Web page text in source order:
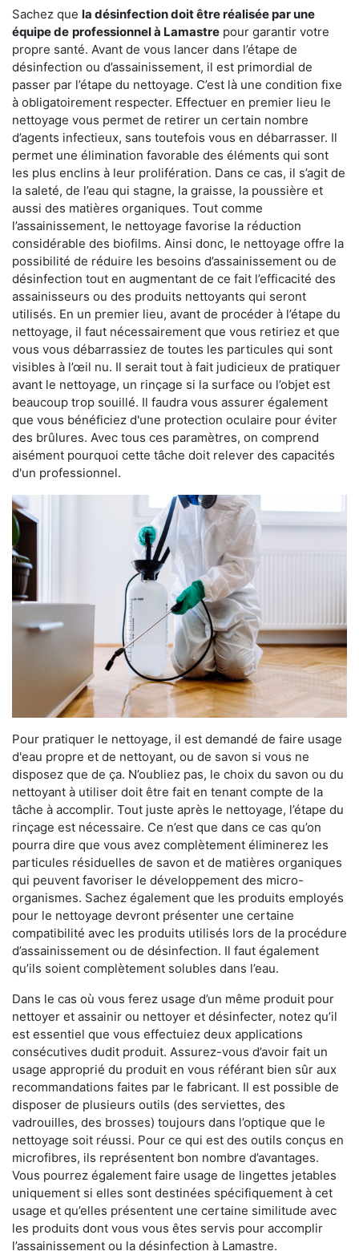
Sachez que la désinfection doit être réalisée par une
équipe de professionnel à Lamastre pour garantir votre
propre santé. Avant de vous lancer dans l’étape de
désinfection ou d’assainissement, il est primordial de
passer par l’étape du nettoyage. C’est là une condition fixe
à obligatoirement respecter. Effectuer en premier lieu le
nettoyage vous permet de retirer un certain nombre
d’agents infectieux, sans toutefois vous en débarrasser. Il
permet une élimination favorable des éléments qui sont
les plus enclins à leur prolifération. Dans ce cas, il s’agit de
la saleté, de l’eau qui stagne, la graisse, la poussière et
aussi des matières organiques. Tout comme
l’assainissement, le nettoyage favorise la réduction
considérable des biofilms. Ainsi donc, le nettoyage offre la
possibilité de réduire les besoins d’assainissement ou de
désinfection tout en augmentant de ce fait l’efficacité des
assainisseurs ou des produits nettoyants qui seront
utilisés. En un premier lieu, avant de procéder à l’étape du
nettoyage, il faut nécessairement que vous retiriez et que
vous vous débarrassiez de toutes les particules qui sont
visibles à l’œil nu. Il serait tout à fait judicieux de pratiquer
avant le nettoyage, un rinçage si la surface ou l’objet est
beaucoup trop souillé. Il faudra vous assurer également
que vous bénéficiez d'une protection oculaire pour éviter
des brûlures. Avec tous ces paramètres, on comprend
aisément pourquoi cette tâche doit relever des capacités
d'un professionnel.
Pour pratiquer le nettoyage, il est demandé de faire usage
d'eau propre et de nettoyant, ou de savon si vous ne
disposez que de ça. N’oubliez pas, le choix du savon ou du
nettoyant à utiliser doit être fait en tenant compte de la
tâche à accomplir. Tout juste après le nettoyage, l’étape du
rinçage est nécessaire. Ce n’est que dans ce cas qu’on
pourra dire que vous avez complètement éliminerez les
particules résiduelles de savon et de matières organiques
qui peuvent favoriser le développement des micro-
organismes. Sachez également que les produits employés
pour le nettoyage devront présenter une certaine
compatibilité avec les produits utilisés lors de la procédure
d’assainissement ou de désinfection. Il faut également
qu’ils soient complètement solubles dans l’eau.
Dans le cas où vous ferez usage d’un même produit pour
nettoyer et assainir ou nettoyer et désinfecter, notez qu’il
est essentiel que vous effectuiez deux applications
consécutives dudit produit. Assurez-vous d’avoir fait un
usage approprié du produit en vous référant bien sûr aux
recommandations faites par le fabricant. Il est possible de
disposer de plusieurs outils (des serviettes, des
vadrouilles, des brosses) toujours dans l’optique que le
nettoyage soit réussi. Pour ce qui est des outils conçus en
microfibres, ils représentent bon nombre d’avantages.
Vous pourrez également faire usage de lingettes jetables
uniquement si elles sont destinées spécifiquement à cet
usage et qu’elles présentent une certaine similitude avec
les produits dont vous vous êtes servis pour accomplir
l’assainissement ou la désinfection à Lamastre.